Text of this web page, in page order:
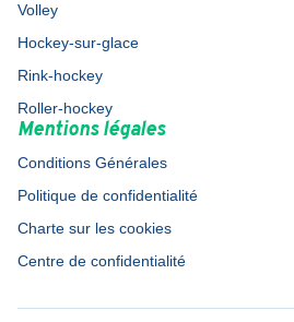
Volley
Hockey-sur-glace
Rink-hockey
Roller-hockey
Mentions légales
Conditions Générales
Politique de confidentialité
Charte sur les cookies
Centre de confidentialité